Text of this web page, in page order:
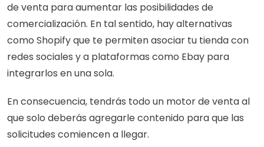
de venta para aumentar las posibilidades de
comercialización. En tal sentido, hay alternativas
como Shopify que te permiten asociar tu tienda con
redes sociales y a plataformas como Ebay para
integrarlos en una sola.
En consecuencia, tendrás todo un motor de venta al
que solo deberás agregarle contenido para que las
solicitudes comiencen a llegar.